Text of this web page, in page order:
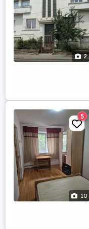
2
10
5